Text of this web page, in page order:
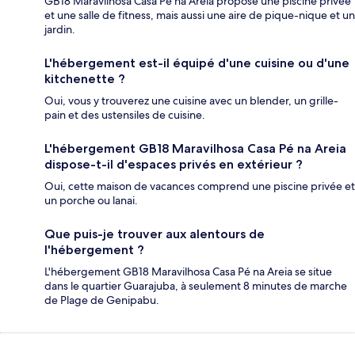
et une salle de fitness, mais aussi une aire de pique-nique et un
jardin.
L'hébergement est-il équipé d'une cuisine ou d'une
kitchenette ?
Oui, vous y trouverez une cuisine avec un blender, un grille-
pain et des ustensiles de cuisine.
L'hébergement GB18 Maravilhosa Casa Pé na Areia
dispose-t-il d'espaces privés en extérieur ?
Oui, cette maison de vacances comprend une piscine privée et
un porche ou lanai.
Que puis-je trouver aux alentours de
l'hébergement ?
L'hébergement GB18 Maravilhosa Casa Pé na Areia se situe
dans le quartier Guarajuba, à seulement 8 minutes de marche
de Plage de Genipabu.